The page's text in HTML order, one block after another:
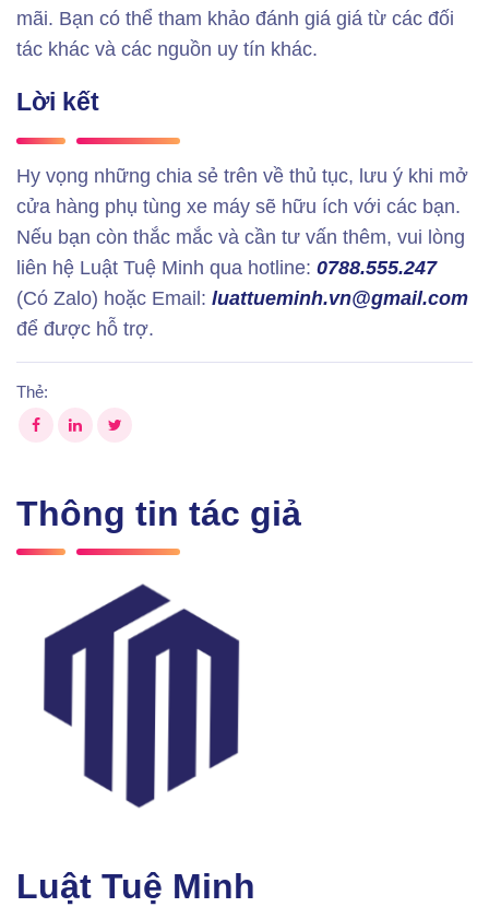
mãi. Bạn có thể tham khảo đánh giá giá từ các đối
tác khác và các nguồn uy tín khác.
Lời kết
Hy vọng những chia sẻ trên về thủ tục, lưu ý khi mở
cửa hàng phụ tùng xe máy sẽ hữu ích với các bạn.
Nếu bạn còn thắc mắc và cần tư vấn thêm, vui lòng
liên hệ Luật Tuệ Minh qua hotline: 0788.555.247
(Có Zalo) hoặc Email: luattueminh.vn@gmail.com
để được hỗ trợ.
Thẻ:
Thông tin tác giả
Luật Tuệ Minh